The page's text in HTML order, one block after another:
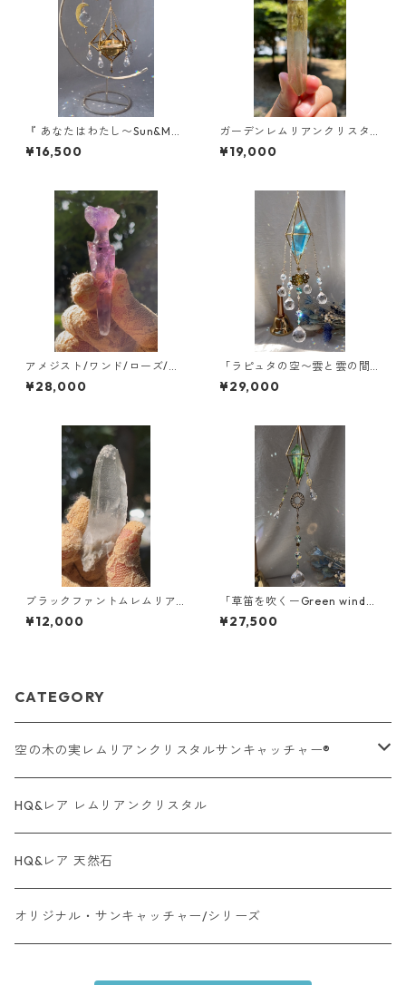
『 あなたはわたし〜Sun&Moo
n〜』/ スタンド型サンキャッ
チャー/受注制作対応
¥16,500
ガーデンレムリアンクリスタ
ル/ブラジル／ミナスジェライ
ス
¥19,000
アメジスト/ワンド/ローズ/ブ
ラジル/ミネスジェライス
¥28,000
「ラピュタの空〜雲と雲の間
に〜」【空の木の実 Lemuri
anCrystalSuncatcher®︎】新
¥29,000
ブラックファントムレムリア
ン/ブラジル /ミネスジェライ
ス
¥12,000
「草笛を吹くーGreen wind
~」【空の木の実 Lemurian
CrystalSuncatcher®︎】新作
¥27,500
CATEGORY
空の木の実レムリアンクリスタルサンキャッチャー®︎
オーラクォーツ系・タイプ
レムリアンクリスタル・タイプ
レア天然石・タイプ
HQ&レア レムリアンクリスタル
HQ&レア 天然石
オリジナル・サンキャッチャー/シリーズ